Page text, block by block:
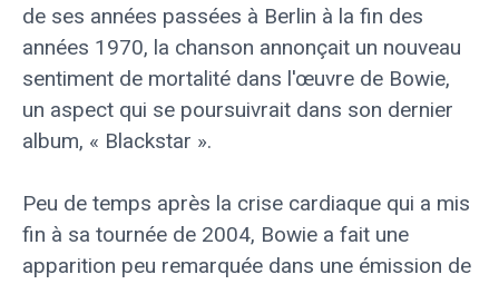
de ses années passées à Berlin à la fin des
années 1970, la chanson annonçait un nouveau
sentiment de mortalité dans l'œuvre de Bowie,
un aspect qui se poursuivrait dans son dernier
album, « Blackstar ».
Peu de temps après la crise cardiaque qui a mis
fin à sa tournée de 2004, Bowie a fait une
apparition peu remarquée dans une émission de